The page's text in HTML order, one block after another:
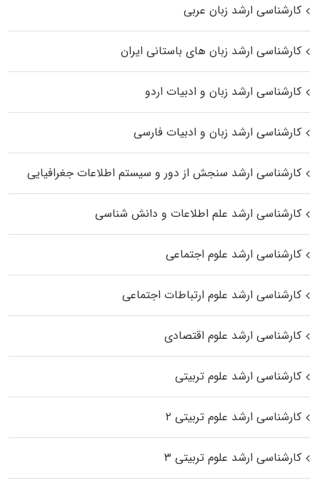
کارشناسی ارشد زبان عربی
کارشناسی ارشد زبان‌ های باستانی ایران
کارشناسی ارشد زبان و ادبیات اردو
کارشناسی ارشد زبان و ادبیات فارسی
کارشناسی ارشد سنجش از دور و سیستم اطلاعات جغرافیایی
کارشناسی ارشد علم اطلاعات و دانش شناسی
کارشناسی ارشد علوم اجتماعی
کارشناسی ارشد علوم ارتباطات اجتماعی
کارشناسی ارشد علوم اقتصادی
کارشناسی ارشد علوم تربیتی
کارشناسی ارشد علوم تربیتی ۲
کارشناسی ارشد علوم تربیتی ۳